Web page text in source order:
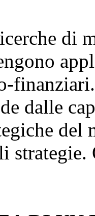
di
dalle
strategie.